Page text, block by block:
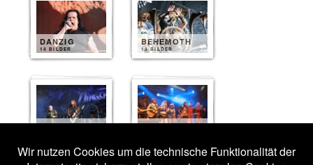
DANZIG
14 BILDER
BEHEMOTH
13 BILDER
DIRKSCHNEIDER FEUERSCHWANZ